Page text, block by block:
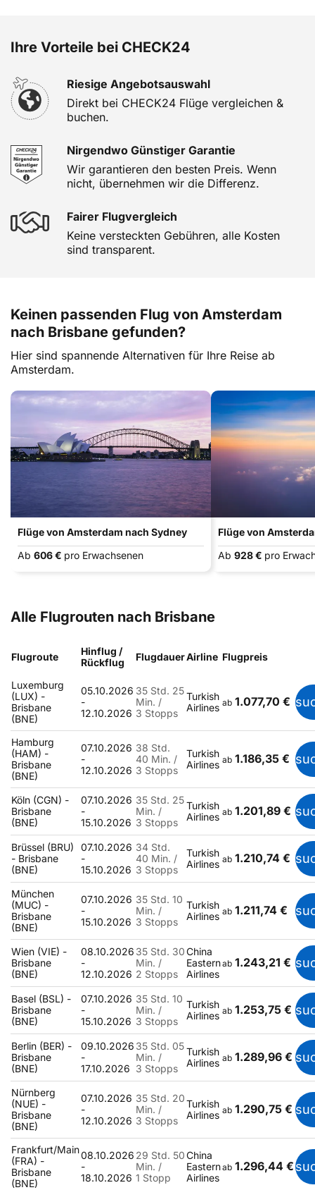
Ihre Vorteile bei CHECK24
Riesige Angebotsauswahl
Direkt bei CHECK24 Flüge vergleichen &
buchen.
Nirgendwo Günstiger Garantie
Wir garantieren den besten Preis. Wenn
nicht, übernehmen wir die Differenz.
Fairer Flugvergleich
Keine versteckten Gebühren, alle Kosten
sind transparent.
Keinen passenden Flug von Amsterdam
nach Brisbane gefunden?
Hier sind spannende Alternativen für Ihre Reise ab
Amsterdam.
Flüge von Amsterdam nach Sydney
Ab 606 € pro Erwachsenen
Flüge von
Ab 928 € pro
Alle Flugrouten nach Brisbane
Flugroute
Hinflug /
Rückflug
FlugdauerAirline Flugpreis
Luxemburg
(LUX) -
Brisbane
(BNE)
05.10.2026
-
12.10.2026
35 Std. 25
Min. /
3 Stopps
Turkish
Airlines ab 1.077,70 €
Hamburg
(HAM) -
Brisbane
(BNE)
07.10.2026
-
12.10.2026
38 Std.
40 Min. /
3 Stopps
Turkish
Airlines ab 1.186,35 €
Köln (CGN) -
Brisbane
(BNE)
07.10.2026
-
15.10.2026
35 Std. 25
Min. /
3 Stopps
Turkish
Airlines ab 1.201,89 €
Brüssel (BRU)
- Brisbane
(BNE)
07.10.2026
-
15.10.2026
34 Std.
40 Min. /
3 Stopps
Turkish
Airlines ab 1.210,74 €
München
(MUC) -
Brisbane
(BNE)
07.10.2026
-
15.10.2026
35 Std. 10
Min. /
3 Stopps
Turkish
Airlines ab 1.211,74 €
Wien (VIE) -
Brisbane
(BNE)
08.10.2026
-
12.10.2026
35 Std. 30
Min. /
2 Stopps
China
Eastern
Airlines
ab 1.243,21 €
Basel (BSL) -
Brisbane
(BNE)
07.10.2026
-
15.10.2026
35 Std. 10
Min. /
3 Stopps
Turkish
Airlines ab 1.253,75 €
Berlin (BER) -
Brisbane
(BNE)
09.10.2026
-
17.10.2026
35 Std. 05
Min. /
3 Stopps
Turkish
Airlines ab 1.289,96 €
Nürnberg
(NUE) -
Brisbane
(BNE)
07.10.2026
-
12.10.2026
35 Std. 20
Min. /
3 Stopps
Turkish
Airlines ab 1.290,75 €
Frankfurt/Main
(FRA) -
Brisbane
(BNE)
08.10.2026
-
18.10.2026
29 Std. 50
Min. /
1 Stopp
China
Eastern
Airlines
ab 1.296,44 €